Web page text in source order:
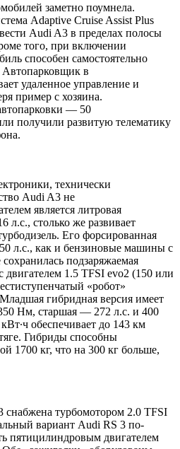
заметно поумнела.
Adaptive Cruise Assist Plus
Audi A3 в пределах полосы
того, при включении
способен самостоятельно
в
удаленное управление и
пример с хозяина.
— 50
получили развитую телематику
технически
Audi A3 не
является литровая
л.с., столько же развивает
Его форсированная
л.с., как и бензиновые машины с
подзаряжаемая
двигателем 1.5 TFSI evo2 (150 или
«робот»
гибридная версия имеет
Нм, старшая — 272 л.с. и 400
обеспечивает до 143 км
Гибриды способны
1700 кг, что на 300 кг больше,
снабжена турбомотором 2.0 TFSI
вариант Audi RS 3 по-
пятицилиндровым двигателем